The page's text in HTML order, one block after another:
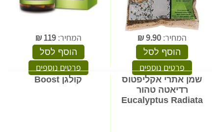
המחיר: 9.90
₪
הוסף לסל
פרטים נוספים
המחיר:119
₪
הוסף לסל
פרטים נוספים
שמן אתרי אקליפטוס
רדיאטה טהור
Eucalyptus Radiata
קולגן Boost